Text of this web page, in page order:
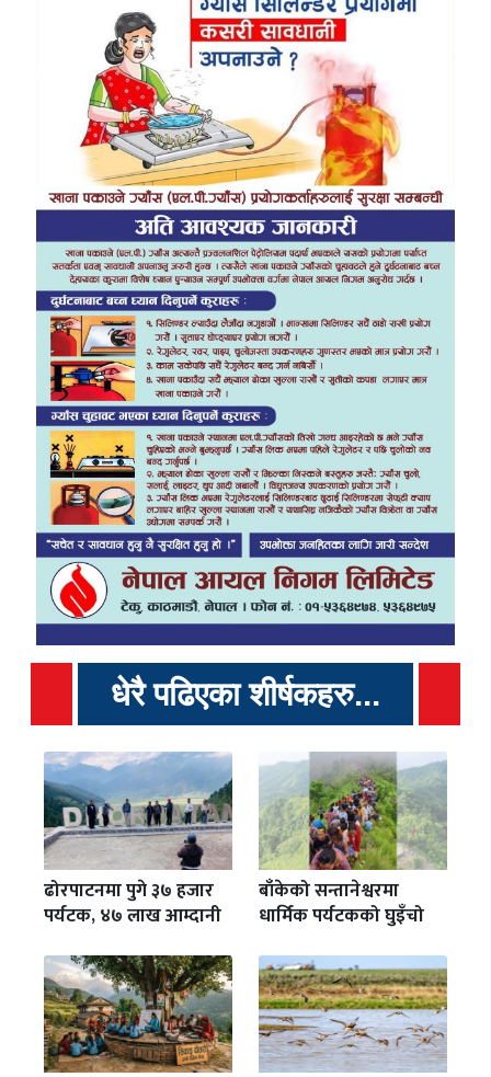
धेरै पढिएका शीर्षकहरु...
ढोरपाटनमा पुगे ३७ हजार
पर्यटक, ४७ लाख आम्दानी
बाँकेको सन्तानेश्वरमा
धार्मिक पर्यटकको घुइँचो